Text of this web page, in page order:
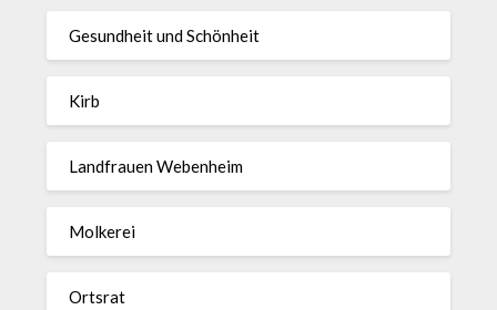
Gesundheit und Schönheit
Kirb
Landfrauen Webenheim
Molkerei
Ortsrat